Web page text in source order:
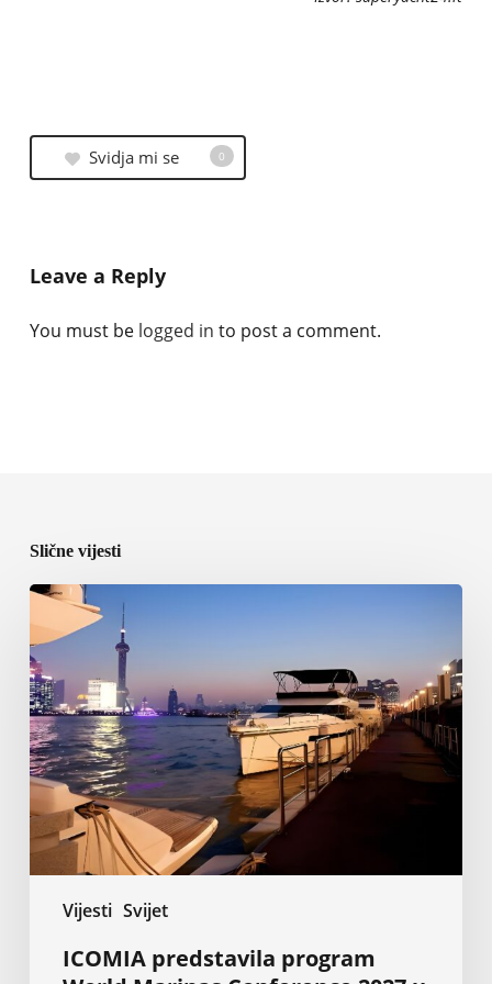
Svidja mi se 0
Leave a Reply
You must be logged in to post a comment.
Slične vijesti
Vijesti Svijet
ICOMIA
predstavila
program
World
Marinas
Conference
2027
u
Shanghaiju
ICOMIA predstavila program